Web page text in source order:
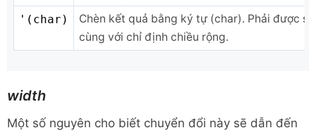
'(char)
Chèn kết quả bằng ký tự (char). Phải được
cùng với chỉ định chiều rộng.
width
Một số nguyên cho biết chuyển đổi này sẽ dẫn đến